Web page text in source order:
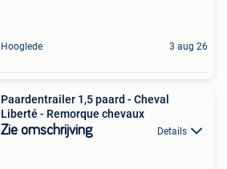
Hooglede 3 aug 26
Paardentrailer 1,5 paard - Cheval
Liberté - Remorque chevaux
Zie omschrijving Details